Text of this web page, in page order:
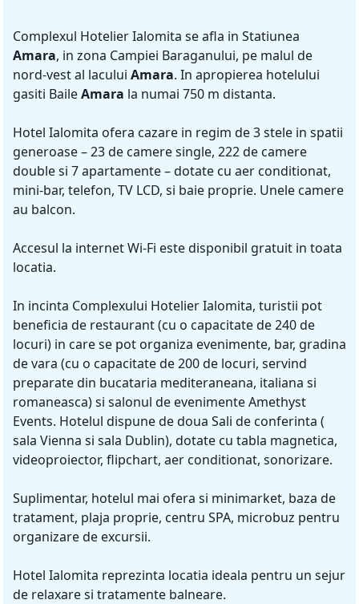
Complexul Hotelier Ialomita se afla in Statiunea
Amara, in zona Campiei Baraganului, pe malul de
nord-vest al lacului Amara. In apropierea hotelului
gasiti BaileAmara la numai 750 m distanta.
Hotel Ialomita ofera cazare in regim de 3 stele in spatii
generoase – 23 de camere single, 222 de camere
double si 7 apartamente – dotate cu aer conditionat,
mini-bar, telefon, TV LCD, si baie proprie. Unele camere
au balcon.
Accesul la internet Wi-Fi este disponibil gratuit in toata
locatia.
In incinta Complexului Hotelier Ialomita, turistii pot
beneficia de restaurant (cu o capacitate de 240 de
locuri) in care se pot organiza evenimente, bar, gradina
de vara (cu o capacitate de 200 de locuri, servind
preparate din bucataria mediteraneana, italiana si
romaneasca) si salonul de evenimente Amethyst
Events. Hotelul dispune de doua Sali de conferinta (
sala Vienna si sala Dublin), dotate cu tabla magnetica,
videoproiector, flipchart, aer conditionat, sonorizare.
Suplimentar, hotelul mai ofera si minimarket, baza de
tratament, plaja proprie, centru SPA, microbuz pentru
organizare de excursii.
Hotel Ialomita reprezinta locatia ideala pentru un sejur
de relaxare si tratamente balneare.